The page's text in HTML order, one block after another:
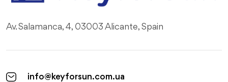
Av. Salamanca, 4, 03003 Alicante, Spain
info@keyforsun.com.ua